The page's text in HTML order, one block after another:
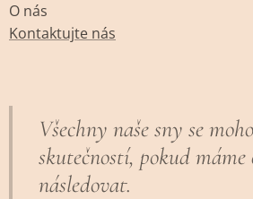
O nás
Kontaktujte nás
Všechny naše sny se
skutečností, pokud
následovat.